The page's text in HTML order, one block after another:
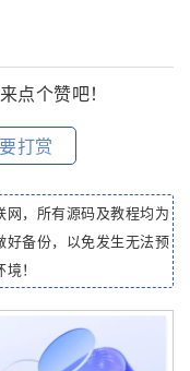
点个赞吧！
打赏
，所有源码及教程均为
备份，以免发生无法预
！